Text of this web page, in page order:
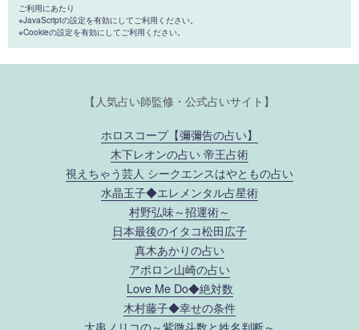
ご利用にあたり
※JavaScriptの設定を有効にしてご利用ください。
※Cookieの設定を有効にしてご利用ください。
【人気占い師監修・公式占いサイト】
ホロスコープ【彌彌告の占い】
木下レオンの占い 帝王占術
視えちゃう芸人 シークエンスはやともの占い
水晶玉子◆エレメンタル占星術
村野弘味～招運術～
日本最後のイタコ松田広子
真木あかりの占い
アポロン山崎の占い
Love Me Do◆絶対数
木村藤子◆幸せの条件
大串ノリコの～紫微斗数と姓名判断～